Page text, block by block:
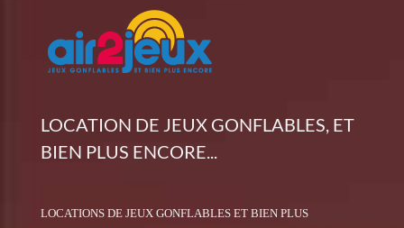
LOCATION DE JEUX GONFLABLES, ET
BIEN PLUS ENCORE...
LOCATIONS DE JEUX GONFLABLES ET BIEN PLUS